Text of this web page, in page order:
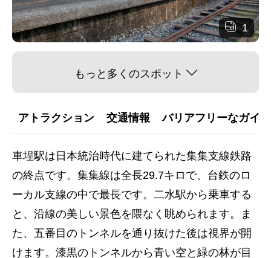
1
もっと多くのスポット
アトラクション 交通情報 バリアフリーなガイ
車埕駅は日本統治時代に建てられた集集支線鉄路
の終点です。集集線は全長29.7キロで、台鉄のロ
ーカル支線の中で最長です。二水駅から乗車する
と、沿線の美しい景色を隈なく眺められます。ま
た、五番目のトンネルを通り抜けた後は視界が開
けます。漆黒のトンネルから青い空と緑の林が目